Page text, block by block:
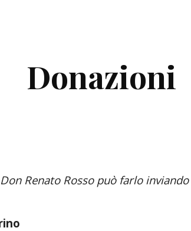
Donazioni
Renato Rosso può farlo